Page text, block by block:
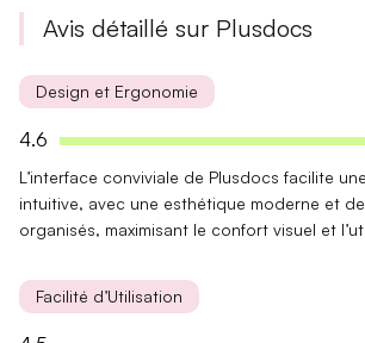
Avis détaillé sur Plusdocs
Design et Ergonomie
4.6
L’interface conviviale de Plusdocs facilite
intuitive, avec une esthétique moderne et
organisés, maximisant le confort visuel et
Facilité d’Utilisation